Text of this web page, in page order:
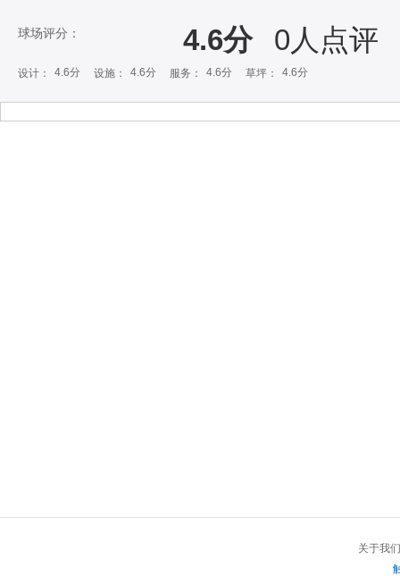
球场评分： 4.6分 0人点评
设计： 4.6分 设施： 4.6分 服务： 4.6分 草坪： 4.6分
关于我们